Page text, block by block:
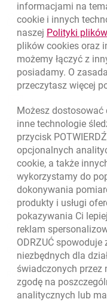
Nawigacja
Zadzwoń do nas
801 331 331
(+48) 22 598 40 40
Znajdź placówkę
Oceń nas otwiera
Złóż wniosek przez
Skontaktuj się ze
O banku
Odpowiedzialny biznes
Regulacje zewnętrzne
informacjami na
cookie i innych
naszej Polityki plików
plików cookies oraz
możemy łączyć z
posiadamy. O
przeczytasz więcej
Możesz
inne technologie
przycisk
opcjonalnych
cookie, a także
wykorzystamy do
dokonywania
produkty i usługi
pokazywania Ci
reklam
ODRZUĆ
niezbędnych dla
świadczonych przez
zgodę na
analitycznych lub